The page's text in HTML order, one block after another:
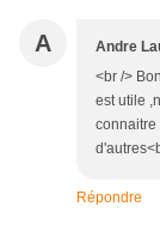
A Andre
<br />
est utile
connaitre
Répondre